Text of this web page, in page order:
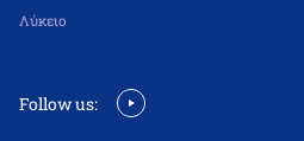
Λύκειο
Follow us: